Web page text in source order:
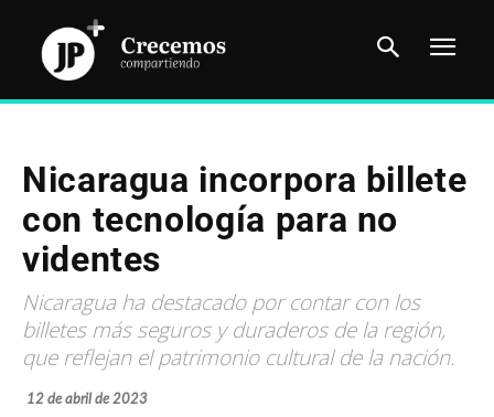
Nicaragua incorpora billete
con tecnología para no
videntes
Nicaragua ha destacado por contar con los
billetes más seguros y duraderos de la región,
que reflejan el patrimonio cultural de la nación.
12 de abril de 2023